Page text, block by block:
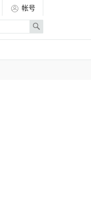
帐号
Search